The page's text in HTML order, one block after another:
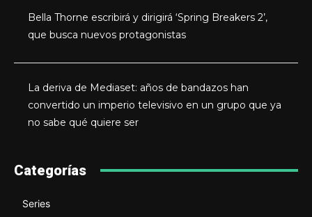
Bella Thorne escribirá y dirigirá ‘Spring Breakers 2’,
que busca nuevos protagonistas
La deriva de Mediaset: años de bandazos han
convertido un imperio televisivo en un grupo que ya
no sabe qué quiere ser
Categorías
Series